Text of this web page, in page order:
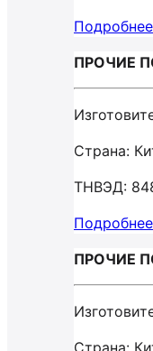
Подробнее
ПРОЧИЕ
Страна:
ТНВЭД:
Подробнее
ПРОЧИЕ
Страна: